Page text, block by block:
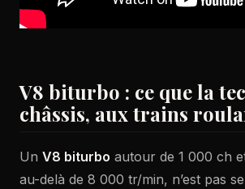
V8 biturbo : ce que la
châssis, aux trains
Un V8 biturbo autour de 1 000 ch
au-delà de 8 000 tr/min, n’est pas